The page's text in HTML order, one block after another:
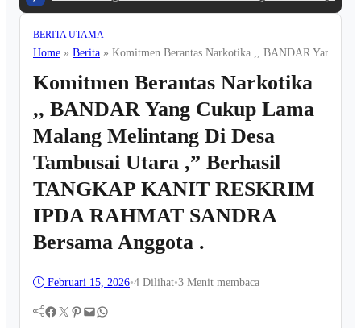
BERITA UTAMA
Home » Berita » Komitmen Berantas Narkotika ,, BANDAR Yang
Komitmen Berantas Narkotika
,, BANDAR Yang Cukup Lama
Malang Melintang Di Desa
Tambusai Utara ,” Berhasil
TANGKAP KANIT RESKRIM
IPDA RAHMAT SANDRA
Bersama Anggota .
Februari 15, 2026•4 Dilihat•3 Menit membaca
Facebook Twitter Pinterest Mail WhatsApp